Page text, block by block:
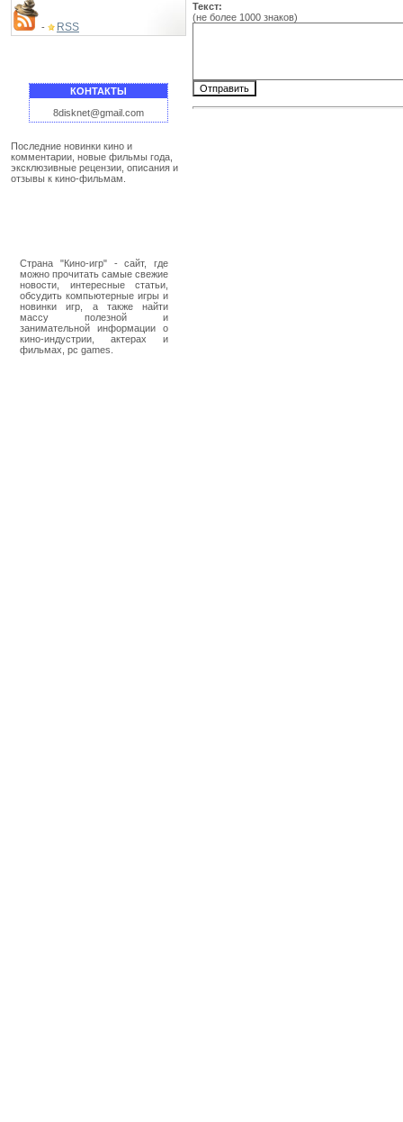
- RSS
КОНТАКТЫ
8disknet@gmail.com
Последние новинки кино и
комментарии, новые фильмы года,
эксклюзивные рецензии, описания и
отзывы к кино-фильмам.
Страна "Кино-игр" - сайт, где
можно прочитать самые свежие
новости, интересные статьи,
обсудить компьютерные игры и
новинки игр, а также найти
массу полезной и
занимательной информации о
кино-индустрии, актерах и
фильмах, pc games.
Текст:
(не более 1000 знаков)